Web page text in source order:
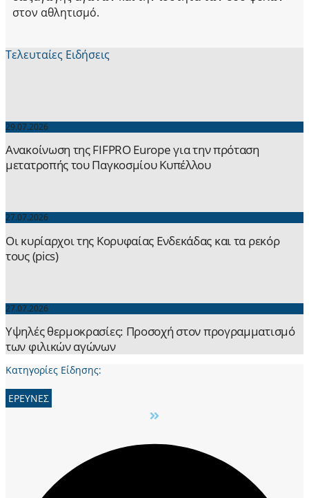
στον αθλητισμό.
Τελευταίες Ειδήσεις
29.07.2026
Ανακοίνωση της FIFPRO Europe για την πρόταση
μετατροπής του Παγκοσμίου Κυπέλλου
27.07.2026
Οι κυρίαρχοι της Κορυφαίας Ενδεκάδας και τα ρεκόρ
τους (pics)
27.07.2026
Yψηλές θερμοκρασίες: Προσοχή στον προγραμματισμό
των φιλικών αγώνων
Κατηγορίες Είδησης:
ΕΡΕΥΝΕΣ